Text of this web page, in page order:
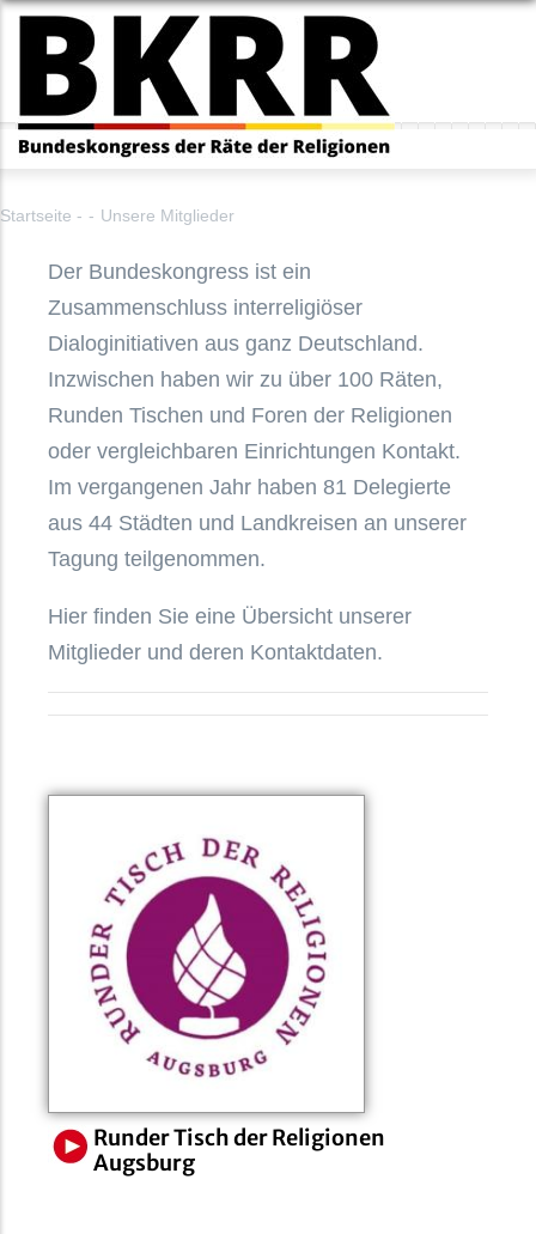
Direkt
Inhalt
Startseite - - Unsere Mitglieder
Der Bundeskongress ist ein
Zusammenschluss interreligiöser
Dialoginitiativen aus ganz Deutschland.
Inzwischen haben wir zu über 100 Räten,
Runden Tischen und Foren der Religionen
oder vergleichbaren Einrichtungen Kontakt.
Im vergangenen Jahr haben 81 Delegierte
aus 44 Städten und Landkreisen an unserer
Tagung teilgenommen.
Hier finden Sie eine Übersicht unserer
Mitglieder und deren Kontaktdaten.
Runder Tisch der Religionen
Augsburg